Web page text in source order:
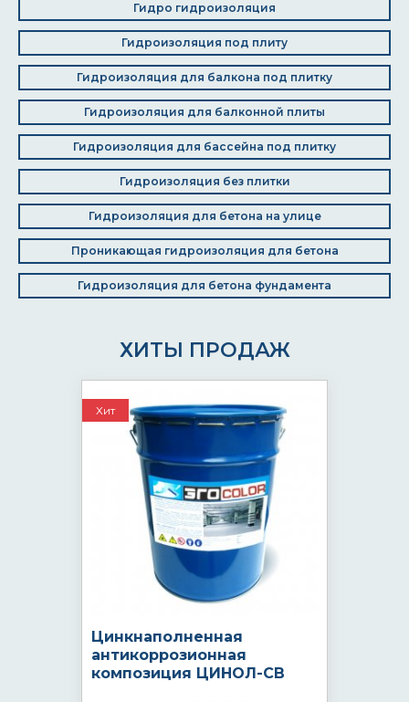
Гидро гидроизоляция
Гидроизоляция под плиту
Гидроизоляция для балкона под плитку
Гидроизоляция для балконной плиты
Гидроизоляция для бассейна под плитку
Гидроизоляция без плитки
Гидроизоляция для бетона на улице
Проникающая гидроизоляция для бетона
Гидроизоляция для бетона фундамента
ХИТЫ ПРОДАЖ
Хит
Цинкнаполненная
антикоррозионная
композиция ЦИНОЛ-СВ